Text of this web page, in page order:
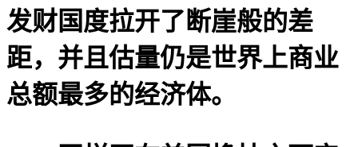
发财国度拉开了断崖般的差
距，并且估量仍是世界上商业
总额最多的经济体。